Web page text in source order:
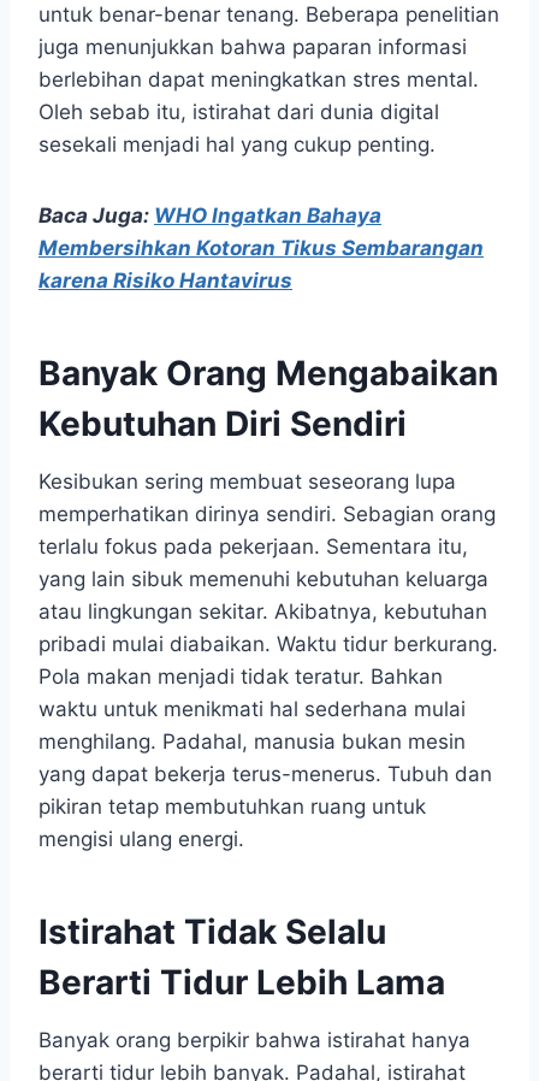
untuk benar-benar tenang. Beberapa penelitian
juga menunjukkan bahwa paparan informasi
berlebihan dapat meningkatkan stres mental.
Oleh sebab itu, istirahat dari dunia digital
sesekali menjadi hal yang cukup penting.
Baca Juga: WHO Ingatkan Bahaya
Membersihkan Kotoran Tikus Sembarangan
karena Risiko Hantavirus
Banyak Orang Mengabaikan
Kebutuhan Diri Sendiri
Kesibukan sering membuat seseorang lupa
memperhatikan dirinya sendiri. Sebagian orang
terlalu fokus pada pekerjaan. Sementara itu,
yang lain sibuk memenuhi kebutuhan keluarga
atau lingkungan sekitar. Akibatnya, kebutuhan
pribadi mulai diabaikan. Waktu tidur berkurang.
Pola makan menjadi tidak teratur. Bahkan
waktu untuk menikmati hal sederhana mulai
menghilang. Padahal, manusia bukan mesin
yang dapat bekerja terus-menerus. Tubuh dan
pikiran tetap membutuhkan ruang untuk
mengisi ulang energi.
Istirahat Tidak Selalu
Berarti Tidur Lebih Lama
Banyak orang berpikir bahwa istirahat hanya
berarti tidur lebih banyak. Padahal, istirahat